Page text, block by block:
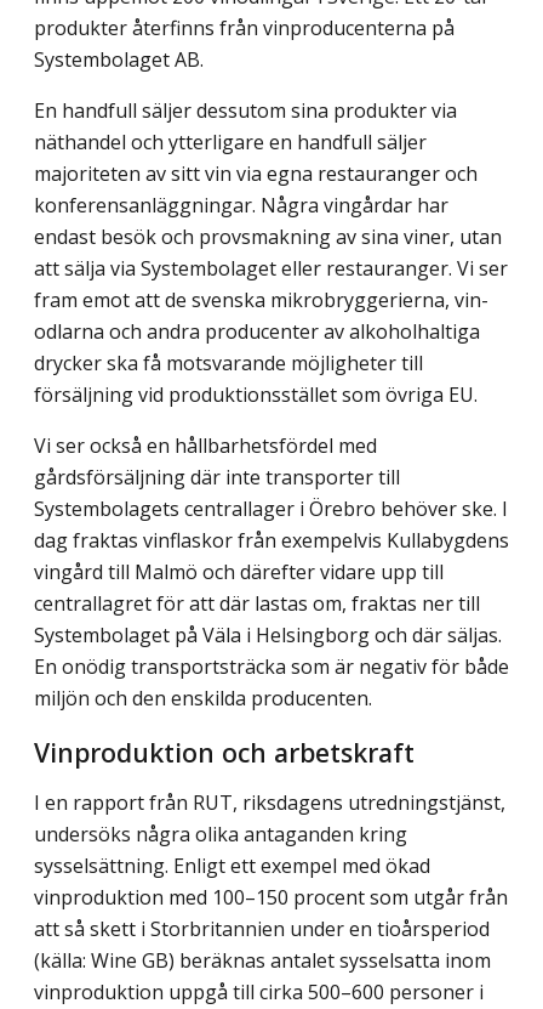
produkter återfinns från vinproducenterna på
Systembolaget AB.
En handfull säljer dessutom sina produkter via
näthandel och ytterligare en handfull säljer
majoriteten av sitt vin via egna restauranger och
konferensanläggningar. Några vingårdar har
endast besök och provsmakning av sina viner, utan
att sälja via System­bolaget eller restauranger. Vi ser
fram emot att de svenska mikrobryggerierna, vin­
odlarna och andra producenter av alkoholhaltiga
drycker ska få motsvarande möjlig­heter till
försäljning vid produktionsstället som övriga EU.
Vi ser också en hållbarhetsfördel med
gårdsförsäljning där inte transporter till
Systembolagets centrallager i Örebro behöver ske. I
dag fraktas vinflaskor från exempelvis Kullabygdens
vingård till Malmö och därefter vidare upp till
centrallagret för att där lastas om, fraktas ner till
Systembolaget på Väla i Helsingborg och där säljas.
En onödig transportsträcka som är negativ för både
miljön och den enskilda producenten.
Vinproduktion och arbetskraft
I en rapport från RUT, riksdagens utredningstjänst,
undersöks några olika antaganden kring
sysselsättning. Enligt ett exempel med ökad
vinproduktion med 100–150 procent som utgår från
att så skett i Storbritannien under en tioårsperiod
(källa: Wine GB) beräknas antalet sysselsatta inom
vinproduktion uppgå till cirka 500–600 personer i